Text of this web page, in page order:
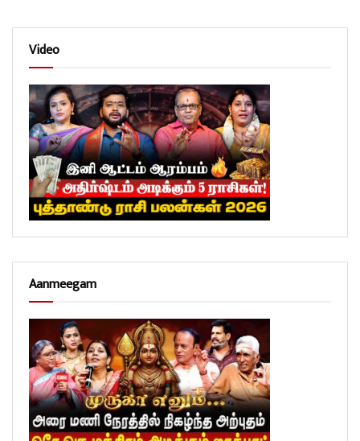
Video
Aanmeegam